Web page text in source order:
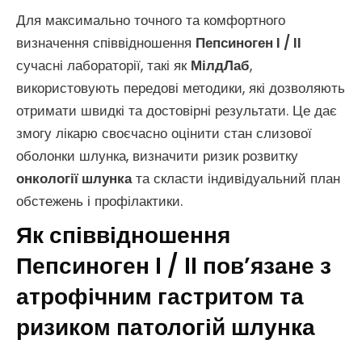
Для максимально точного та комфортного
визначення співвідношення Пепсиноген I / II
сучасні лабораторії, такі як МілдЛаб,
використовують передові методики, які дозволяють
отримати швидкі та достовірні результати. Це дає
змогу лікарю своєчасно оцінити стан слизової
оболонки шлунка, визначити ризик розвитку
онкології шлунката скласти індивідуальний план
обстежень і профілактики.
Як співвідношення
Пепсиноген I / II пов’язане з
атрофічним гастритом та
ризиком патологій шлунка